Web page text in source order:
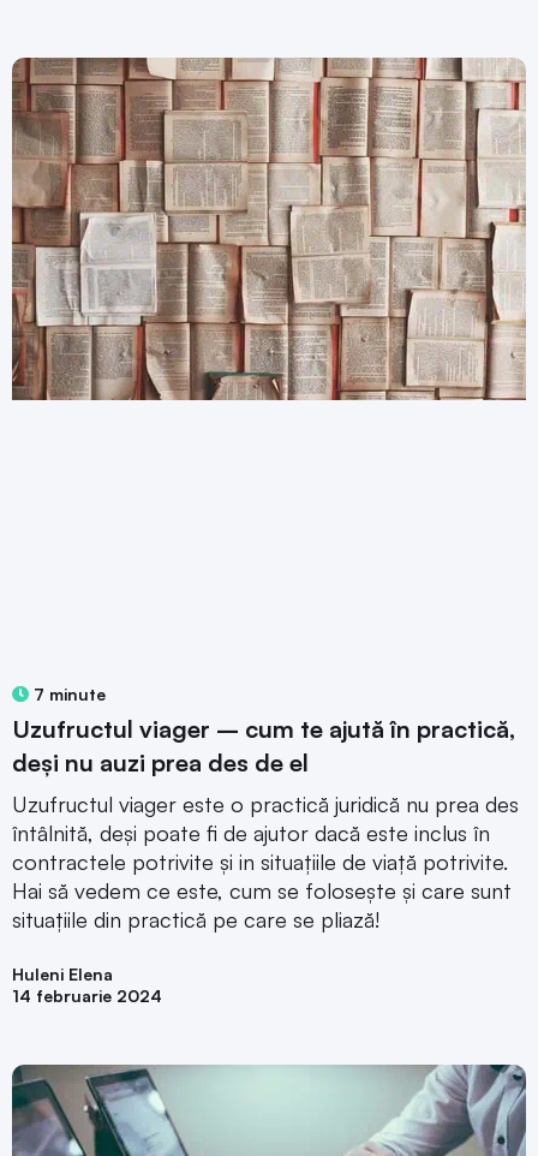
7 minute
Uzufructul viager – cum te ajută în practică,
deși nu auzi prea des de el
Uzufructul viager este o practică juridică nu prea des
întâlnită, deși poate fi de ajutor dacă este inclus în
contractele potrivite și in situațiile de viață potrivite.
Hai să vedem ce este, cum se folosește și care sunt
situațiile din practică pe care se pliază!
Huleni Elena
14 februarie 2024